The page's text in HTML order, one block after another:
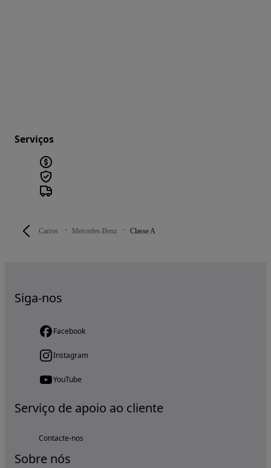
Carros Mercedes-Benz Classe A
Serviços
Siga-nos
Facebook
Instagram
YouTube
Serviço de apoio ao cliente
Contacte-nos
Sobre nós